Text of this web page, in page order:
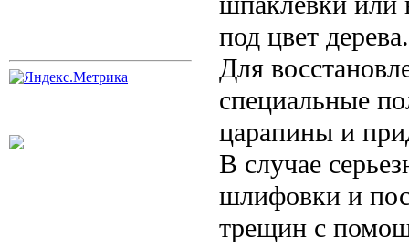
под цвет дерева.
Для
специальные
царапины и
В случае
шлифовки и
трещин с